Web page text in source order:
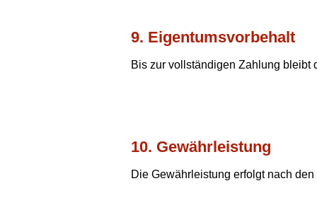
9. Eigentumsvorbehalt
Bis zur vollständigen Zahlung bleibt
10. Gewährleistung
Die Gewährleistung erfolgt nach